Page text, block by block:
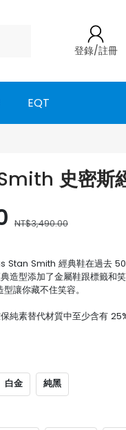
登錄/註冊
EQT
史密斯
NT$3,490.00
Stan Smith 經典鞋在過去 50
造型添加了金屬鞋跟標籤
讓你藏不住笑容。
純素替代材質中至少含有
白金 純黑